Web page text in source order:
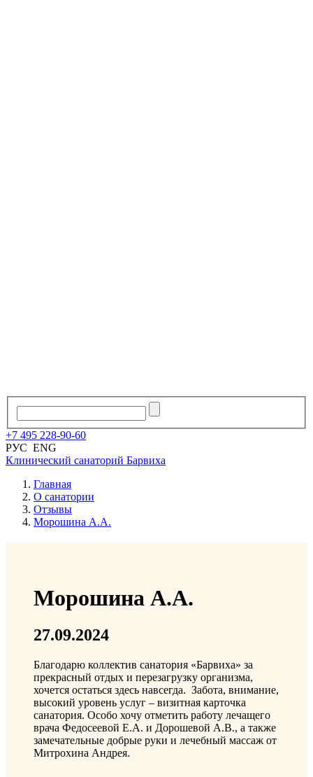
+7 495 228-90-60
РУС ENG
Клинический санаторий Барвиха
Главная
О санатории
Отзывы
Морошина А.А.
Морошина А.А.
27.09.2024
Благодарю коллектив санатория «Барвиха» за
прекрасный отдых и перезагрузку организма,
хочется остаться здесь навсегда. Забота, внимание,
высокий уровень услуг – визитная карточка
санатория. Особо хочу отметить работу лечащего
врача Федосеевой Е.А. и Дорошевой А.В., а также
замечательные добрые руки и лечебный массаж от
Митрохина Андрея.